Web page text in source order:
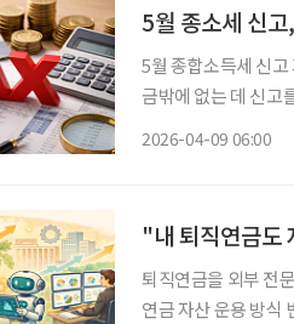
5월 종소세 신
5월 종합소득세 신
금밖에 없는 데 신고
2026-04-09 06:00
"내 퇴직연금도
퇴직연금을 외부 전
연금 자산 운용 방식 변화 가능성이